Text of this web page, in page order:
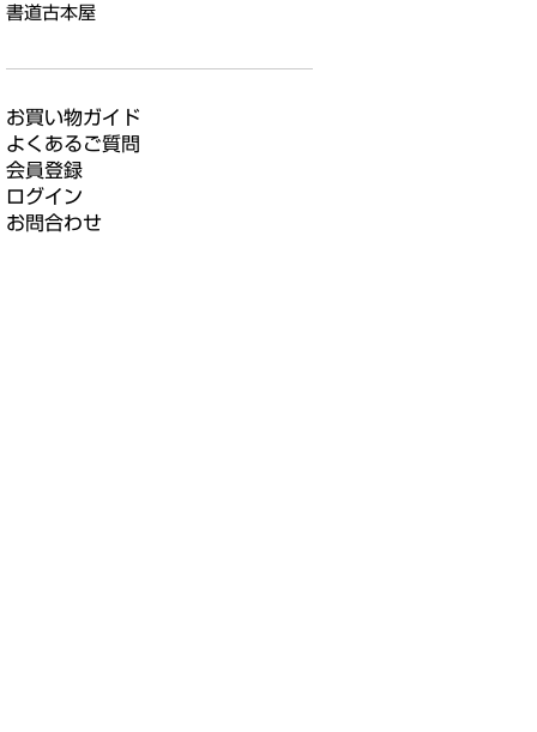
書道古本屋
お買い物ガイド
よくあるご質問
会員登録
ログイン
お問合わせ